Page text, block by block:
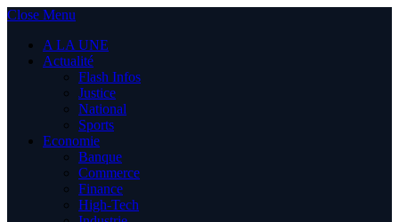
Close Menu
A LA UNE
Actualité
Flash Infos
Justice
National
Sports
Economie
Banque
Commerce
Finance
High-Tech